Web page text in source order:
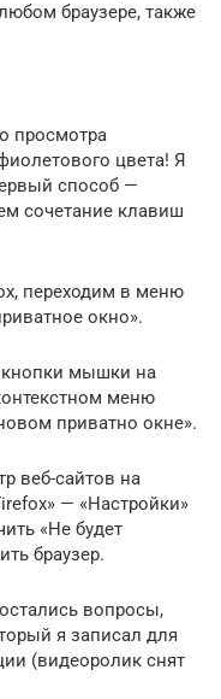
браузере, также
просмотра
цвета! Я
способ —
сочетание клавиш
переходим в меню
окно».
кнопки мышки на
меню
приватно окне».
веб-сайтов на
— «Настройки»
«Не будет
браузер.
вопросы,
я записал для
(видеоролик снят